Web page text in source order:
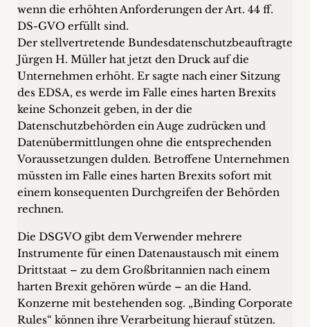
Philosophie
Presseanfragen
Kontakt
wenn die erhöhten Anforderungen der Art. 44 ff.
DS-GVO erfüllt sind.
Der stellvertretende Bundesdatenschutzbeauftragte
Jürgen H. Müller hat jetzt den Druck auf die
Unternehmen erhöht. Er sagte nach einer Sitzung
des EDSA, es werde im Falle eines harten Brexits
keine Schonzeit geben, in der die
Datenschutzbehörden ein Auge zudrücken und
Datenübermittlungen ohne die entsprechenden
Voraussetzungen dulden. Betroffene Unternehmen
müssten im Falle eines harten Brexits sofort mit
einem konsequenten Durchgreifen der Behörden
rechnen.
Die DSGVO gibt dem Verwender mehrere
Instrumente für einen Datenaustausch mit einem
Drittstaat – zu dem Großbritannien nach einem
harten Brexit gehören würde – an die Hand.
Konzerne mit bestehenden sog. „Binding Corporate
Rules“ können ihre Verarbeitung hierauf stützen.